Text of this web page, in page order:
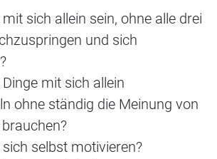
sich allein sein, ohne alle drei
und sich
mit sich allein
ohne ständig die Meinung von
selbst motivieren?